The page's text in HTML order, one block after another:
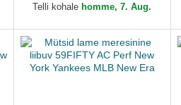
Telli kohale homme, 7. Aug.